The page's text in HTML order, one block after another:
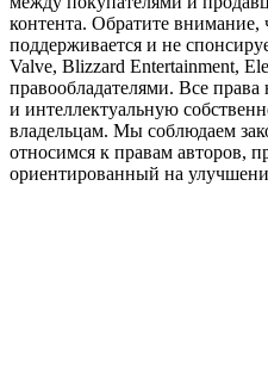
контента. Обратите
поддерживается и не
Valve, Blizzard Entertainment,
правообладателями. Все
и интеллектуальную
владельцам. Мы соблюдаем
относимся к правам авторов,
ориентированный на